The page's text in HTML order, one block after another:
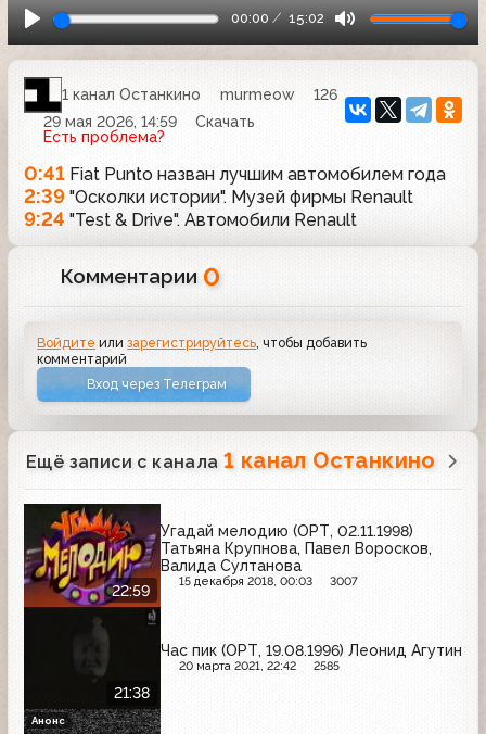
00:00 15:02
1 канал Останкино murmeow
126
29 мая 2026, 14:59
Скачать
Есть проблема?
0:41 Fiat Punto назван лучшим автомобилем года
2:39 "Осколки истории". Музей фирмы Renault
9:24 "Test & Drive". Автомобили Renault
Комментарии 0
Войдите илизарегистрируйтесь , чтобы добавить
комментарий
Вход через Телеграм
Ещё записи с канала 1 канал Останкино
22:59
Угадай мелодию (ОРТ, 02.11.1998)
Татьяна Крупнова, Павел Воросков,
Валида Султанова
15 декабря 2018, 00:03 3007
21:38
Час пик (ОРТ, 19.08.1996) Леонид Агутин
20 марта 2021, 22:42 2585
Анонс